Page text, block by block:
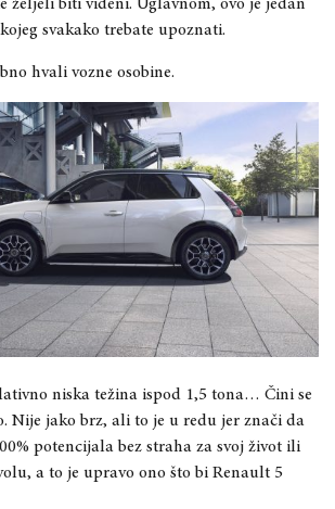
željeli biti viđeni. Uglavnom, ovo je jedan
svakako trebate upoznati.
hvali vozne osobine.
niska težina ispod 1,5 tona… Čini se
Nije jako brz, ali to je u redu jer znači da
potencijala bez straha za svoj život ili
a to je upravo ono što bi Renault 5